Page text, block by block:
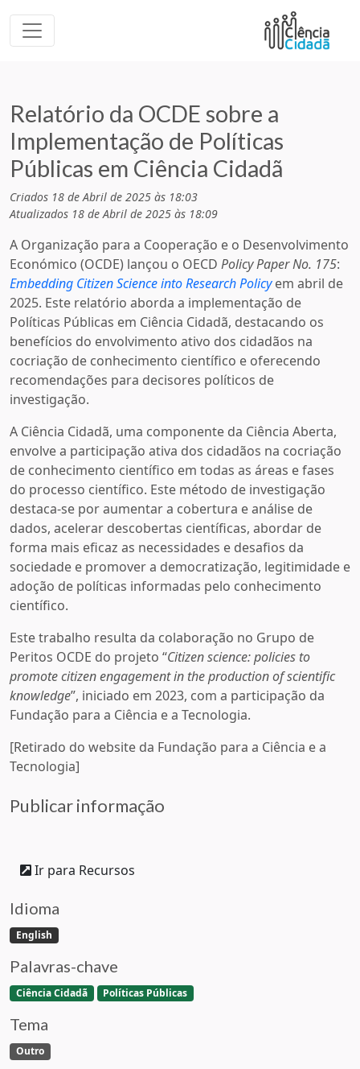
Relatório da OCDE sobre a
Implementação de Políticas
Públicas em Ciência Cidadã
Criados 18 de Abril de 2025 às 18:03
Atualizados 18 de Abril de 2025 às 18:09
A Organização para a Cooperação e o Desenvolvimento
Económico (OCDE) lançou o OECD Policy Paper No. 175:
Embedding Citizen Science into Research Policyem abril de
2025. Este relatório aborda a implementação de
Políticas Públicas em Ciência Cidadã, destacando os
benefícios do envolvimento ativo dos cidadãos na
cocriação de conhecimento científico e oferecendo
recomendações para decisores políticos de
investigação.
A Ciência Cidadã, uma componente da Ciência Aberta,
envolve a participação ativa dos cidadãos na cocriação
de conhecimento científico em todas as áreas e fases
do processo científico. Este método de investigação
destaca-se por aumentar a cobertura e análise de
dados, acelerar descobertas científicas, abordar de
forma mais eficaz as necessidades e desafios da
sociedade e promover a democratização, legitimidade e
adoção de políticas informadas pelo conhecimento
científico.
Este trabalho resulta da colaboração no Grupo de
Peritos OCDE do projeto “Citizen science: policies to
promote citizen engagement in the production of scientific
knowledge”, iniciado em 2023, com a participação da
Fundação para a Ciência e a Tecnologia.
[Retirado do website da Fundação para a Ciência e a
Tecnologia]
Publicar informação
Ir para Recursos
Idioma
English
Palavras-chave
Ciência Cidadã Políticas Públicas
Tema
Outro